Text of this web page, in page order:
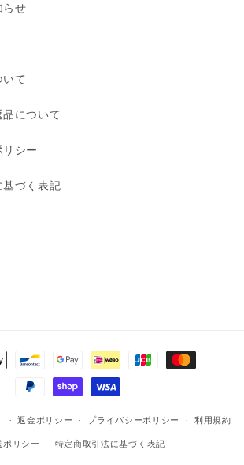
らせ
て
について
シー
づく表記
返金ポリシー プライバシーポリシー 利用規約
ポリシー 特定商取引法に基づく表記